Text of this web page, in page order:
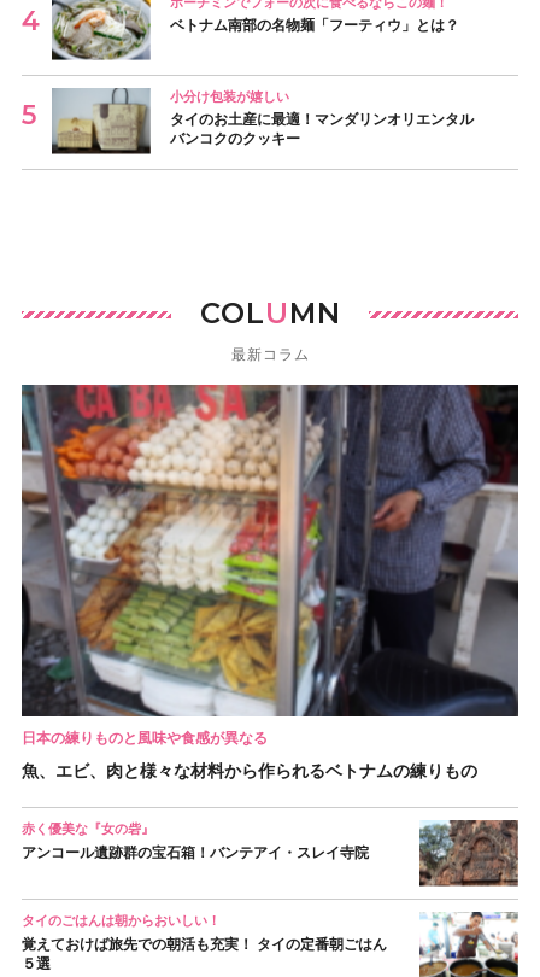
ベトナム南部の名物麺「フーティウ」とは？
小分け包装が嬉しい
タイのお土産に最適！マンダリンオリエンタル
バンコクのクッキー
COLUMN
最新コラム
日本の練りものと風味や食感が異なる
魚、エビ、肉と様々な材料から作られるベトナムの練りもの
赤く優美な『女の砦』
アンコール遺跡群の宝石箱！バンテアイ・スレイ寺院
タイのごはんは朝からおいしい！
覚えておけば旅先での朝活も充実！ タイの定番朝ごはん
５選